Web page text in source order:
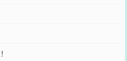
逃婚，我嫁他弟
友推荐哦！